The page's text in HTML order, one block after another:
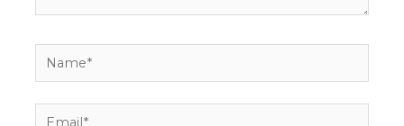
Name*
Email*